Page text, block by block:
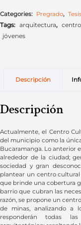
Categories: Pregrado,
Tags: arquitectura,
jóvenes
Descripción
Descripción
Actualmente, el Centro
del municipio como la
Bucaramanga. Lo anterior
alrededor de la ciudad;
sociedad y gran
plantear un centro cultural
que brinde una cobertura
barrio que cubran las
razón, se propone un
de minas, analizando a
responderán todas